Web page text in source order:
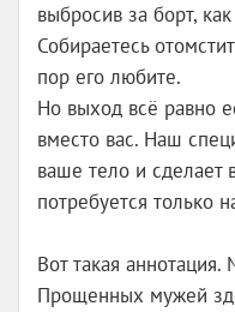
выбросив за борт,
Собираетесь
пор его любите.
Но выход всё равно
вместо вас. Наш
ваше тело и сделает
потребуется только
Вот такая
Прощенных мужей